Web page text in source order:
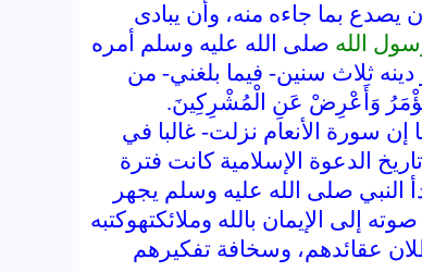
بما جاءه منه، وأن يبادى
الله صلى الله عليه وسلم أمره
دينه ثلاث سنين- فيما بلغني- من
وَأَعْرِضْ عَنِ الْمُشْرِكِينَ.
إن سورة الأنعام نزلت- غالبا في
الدعوة الإسلامية كانت فترة
النبي صلى الله عليه وسلم يجهر
إلى الإيمان بالله وملائكتهوكتبه
عقائدهم، وسخافة تفكيرهم